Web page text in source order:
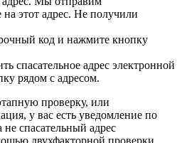
этот адрес. Не получили
код и нажмите кнопку
спасательное адрес электронной
рядом с адресом.
проверку, или
у вас есть уведомление по
не спасательный адрес